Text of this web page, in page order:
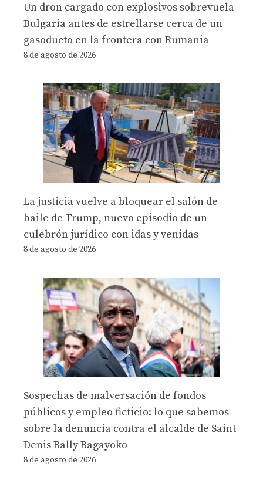
Un dron cargado con explosivos sobrevuela
Bulgaria antes de estrellarse cerca de un
gasoducto en la frontera con Rumania
8 de agosto de 2026
La justicia vuelve a bloquear el salón de
baile de Trump, nuevo episodio de un
culebrón jurídico con idas y venidas
8 de agosto de 2026
Sospechas de malversación de fondos
públicos y empleo ficticio: lo que sabemos
sobre la denuncia contra el alcalde de Saint
Denis Bally Bagayoko
8 de agosto de 2026